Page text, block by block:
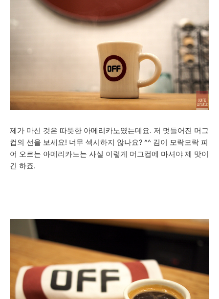
제가 마신 것은 따뜻한 아메리카노였는데요. 저 멋들어진 머그
컵의 선을 보세요! 너무 섹시하지 않나요? ^^ 김이 모락모락 피
어 오르는 아메리카노는 사실 이렇게 머그컵에 마셔야 제 맛이
긴 하죠.